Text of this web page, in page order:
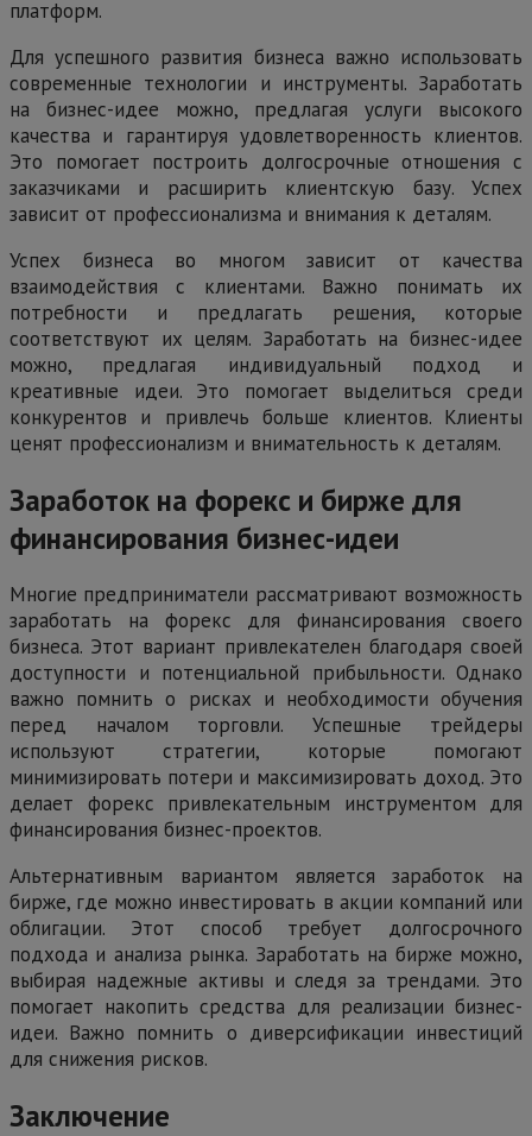
платформ.
Для успешного развития бизнеса важно использовать
современные технологии и инструменты. Заработать
на бизнес-идее можно, предлагая услуги высокого
качества и гарантируя удовлетворенность клиентов.
Это помогает построить долгосрочные отношения с
заказчиками и расширить клиентскую базу. Успех
зависит от профессионализма и внимания к деталям.
Успех бизнеса во многом зависит от качества
взаимодействия с клиентами. Важно понимать их
потребности и предлагать решения, которые
соответствуют их целям. Заработать на бизнес-идее
можно, предлагая индивидуальный подход и
креативные идеи. Это помогает выделиться среди
конкурентов и привлечь больше клиентов. Клиенты
ценят профессионализм и внимательность к деталям.
Заработок на форекс и бирже для
финансирования бизнес-идеи
Многие предприниматели рассматривают возможность
заработать на форекс для финансирования своего
бизнеса. Этот вариант привлекателен благодаря своей
доступности и потенциальной прибыльности. Однако
важно помнить о рисках и необходимости обучения
перед началом торговли. Успешные трейдеры
используют стратегии, которые помогают
минимизировать потери и максимизировать доход. Это
делает форекс привлекательным инструментом для
финансирования бизнес-проектов.
Альтернативным вариантом является заработок на
бирже, где можно инвестировать в акции компаний или
облигации. Этот способ требует долгосрочного
подхода и анализа рынка. Заработать на бирже можно,
выбирая надежные активы и следя за трендами. Это
помогает накопить средства для реализации бизнес-
идеи. Важно помнить о диверсификации инвестиций
для снижения рисков.
Заключение